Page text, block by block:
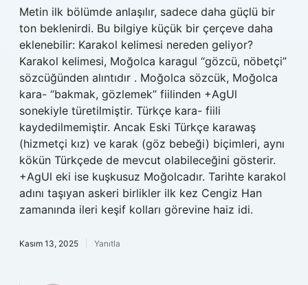
Metin ilk bölümde anlaşılır, sadece daha güçlü bir
ton beklenirdi. Bu bilgiye küçük bir çerçeve daha
eklenebilir: Karakol kelimesi nereden geliyor?
Karakol kelimesi, Moğolca karagul “gözcü, nöbetçi”
sözcüğünden alıntıdır . Moğolca sözcük, Moğolca
kara- “bakmak, gözlemek” fiilinden +AgUl
sonekiyle türetilmiştir. Türkçe kara- fiili
kaydedilmemiştir. Ancak Eski Türkçe karawaş
(hizmetçi kız) ve karak (göz bebeği) biçimleri, aynı
kökün Türkçede de mevcut olabileceğini gösterir.
+AgUl eki ise kuşkusuz Moğolcadır. Tarihte karakol
adını taşıyan askeri birlikler ilk kez Cengiz Han
zamanında ileri keşif kolları görevine haiz idi.
Kasım 13, 2025 Yanıtla